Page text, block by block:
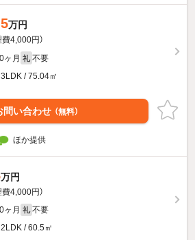
万円
費4,000円）
ヶ月 礼 不要
/ 75.04㎡
問い合わせ （無料）
ほか提供
万円
費4,000円）
ヶ月 礼 不要
/ 60.5㎡